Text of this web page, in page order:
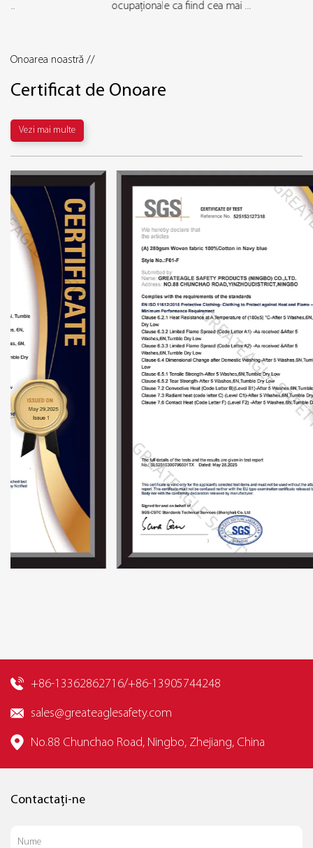
ocupaționale ca fiind cea mai ...
Onoarea noastră //
Certificat de Onoare
Vezi mai multe
+86-13362862716/+86-13905744248
sales@greateaglesafety.com
No.88 Chunchao Road, Ningbo, Zhejiang, China
Contactați-ne